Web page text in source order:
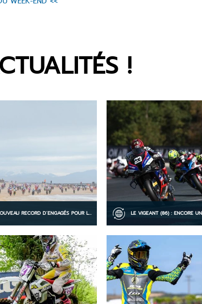
!
NOUVEAU RECORD D’ENGAGÉS POUR LE CFS MOTOBLOUZ